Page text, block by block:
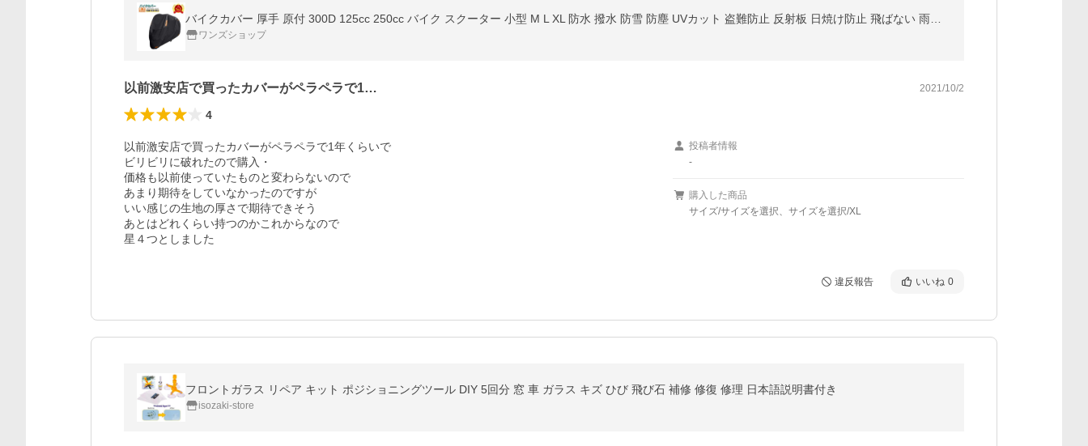
ワンズショップ
以前激安店で買ったカバーがペラペラで1… 2021/10/2
4
以前激安店で買ったカバーがペラペラで1年くらいで
ビリビリに破れたので購入・
価格も以前使っていたものと変わらないので
あまり期待をしていなかったのですが
いい感じの生地の厚さで期待できそう
あとはどれくらい持つのかこれからなので
星４つとしました
投稿者情報
-
購入した商品
サイズ/サイズを選択、サイズを選択/XL
違反報告 いいね 0
フロントガラス リペア キット ポジショニングツール DIY 5回分 窓 車 ガラス キズ ひび 飛び石 補修 修復 修理 日本語説明書付き
isozaki-store